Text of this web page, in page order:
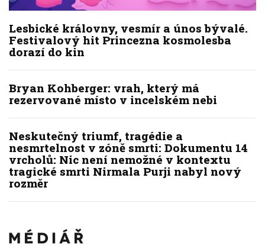
Lesbické královny, vesmír a únos bývalé.
Festivalový hit Princezna kosmolesba
dorazí do kin
Bryan Kohberger: vrah, který má
rezervované místo v incelském nebi
Neskutečný triumf, tragédie a
nesmrtelnost v zóně smrti: Dokumentu 14
vrcholů: Nic není nemožné v kontextu
tragické smrti Nirmala Purji nabyl nový
rozměr